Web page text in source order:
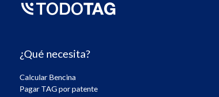
¿Qué necesita?
Calcular Bencina
Pagar TAG por patente